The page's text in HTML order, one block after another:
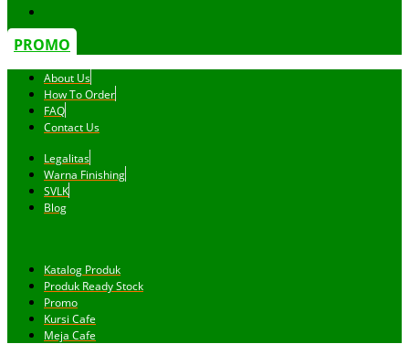
PROMO
About Us
How To Order
FAQ
Contact Us
Legalitas
Warna Finishing
SVLK
Blog
Katalog Produk
Produk Ready Stock
Promo
Kursi Cafe
Meja Cafe